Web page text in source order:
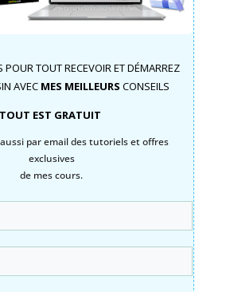
POUR TOUT RECEVOIR ET DÉMARREZ
AVEC MES MEILLEURS CONSEILS
TOUT EST GRATUIT
par email des tutoriels et offres
exclusives
de mes cours.